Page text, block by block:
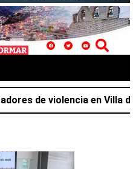
de violencia en Villa de